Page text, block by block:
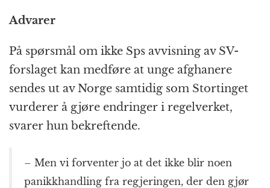
Advarer
På spørsmål om ikke Sps avvisning av SV-
forslaget kan medføre at unge afghanere
sendes ut av Norge samtidig som Stortinget
vurderer å gjøre endringer i regelverket,
svarer hun bekreftende.
– Men vi forventer jo at det ikke blir noen
panikkhandling fra regjeringen, der den gjør